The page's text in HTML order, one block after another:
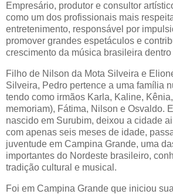
Empresário, produtor e consultor
como um dos profissionais mais
entretenimento, responsável por
promover grandes espetáculos e
crescimento da música brasileira
Filho de Nilson da Mota Silveira e
Silveira, Pedro pertence a uma família
tendo como irmãos Karla, Kaline,
memoriam), Fátima, Nilson e Osvaldo.
nascido em Surubim, deixou a cidade
com apenas seis meses de idade,
juventude em Campina Grande, uma
importantes do Nordeste brasileiro,
tradição cultural e musical.
Foi em Campina Grande que iniciou